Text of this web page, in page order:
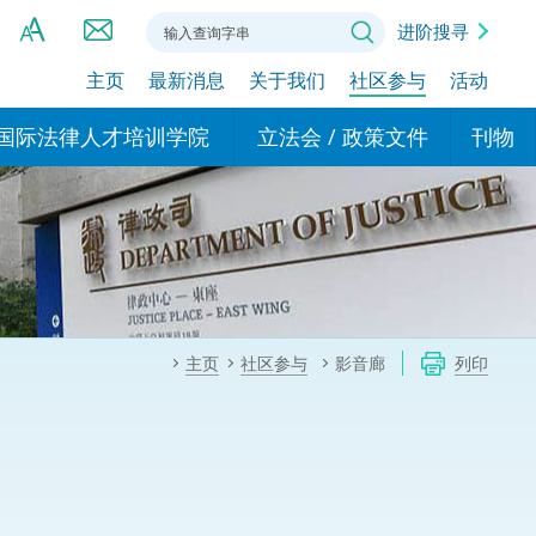
Indonesia (印尼语)
印度语)
(尼泊尔语)
A
A
进阶搜寻
主页 最新消息 关于我们 社区参与 活动
设立办事
际法律人才培训学院
学院
专家委员会
办公室
培训课程和能力建设项
立法会 / 政策文件
现行政策措施
政策文件
特别财务委员会
刊物
基本
民事
主页 社区参与 影音廊 列印